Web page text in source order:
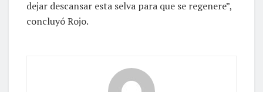
dejar descansar esta selva para que se regenere”,
concluyó Rojo.